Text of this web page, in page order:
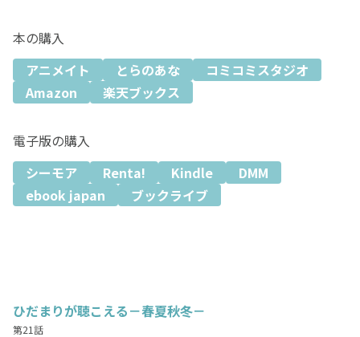
本の購入
アニメイト
とらのあな
コミコミスタジオ
Amazon
楽天ブックス
電子版の購入
シーモア
Renta! Kindle
DMM
ebook japan
ブックライブ
ひだまりが聴こえる－春夏秋冬－
第21話